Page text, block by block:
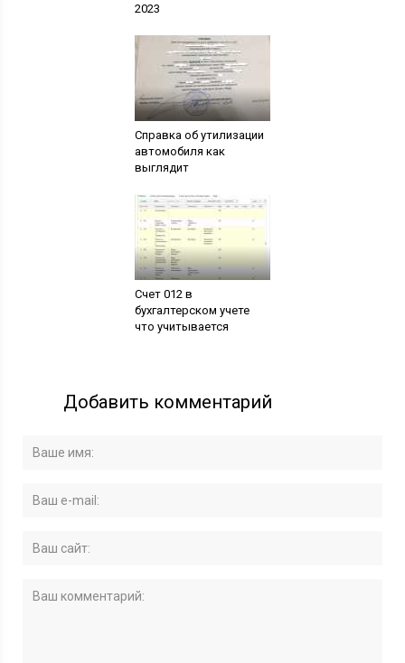
2023
Справка об утилизации
автомобиля как
выглядит
Счет 012 в
бухгалтерском учете
что учитывается
Добавить комментарий